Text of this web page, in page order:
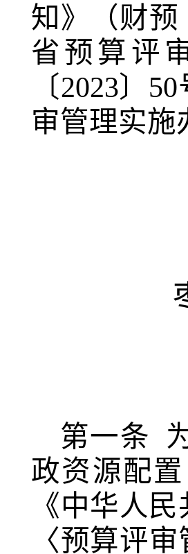
知》（财预
省预算评
〔2023〕
审管理实施
第一条
政资源配
《中华人
〈预算评审